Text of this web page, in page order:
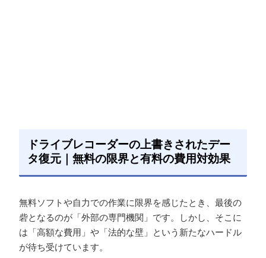
ドライブレコーダーの上書きされたデー
タ復元｜無料の限界と有料の費用対効果
無料ソフトや自力での作業に限界を感じたとき、最後の
砦となるのが「外部の専門機関」です。しかし、そこに
は「高額な費用」や「法的な壁」という新たなハードル
が待ち受けています。